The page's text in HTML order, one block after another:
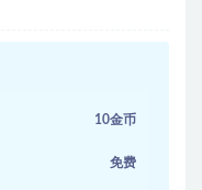
10金币
免费